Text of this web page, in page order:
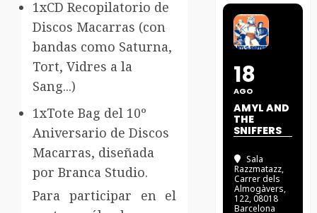
1xCD Recopilatorio de
Discos Macarras (con
bandas como Saturna,
Tort, Vidres a la
Sang...)
1xTote Bag del 10º
Aniversario de Discos
Macarras, diseñada
por Branca Studio.
Para participar en el
18
AGO
AMYL AND
THE
SNIFFERS
Sala
Razzmatazz,
Carrer dels
Almogàvers,
122, 08018
Barcelona